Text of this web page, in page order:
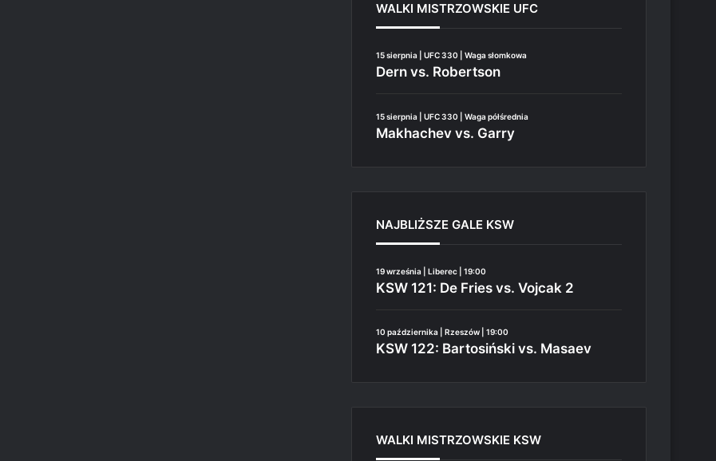
WALKI MISTRZOWSKIE UFC
15 sierpnia | UFC 330 | Waga słomkowa
Dern vs. Robertson
15 sierpnia | UFC 330 | Waga półśrednia
Makhachev vs. Garry
NAJBLIŻSZE GALE KSW
19 września | Liberec | 19:00
KSW 121: De Fries vs. Vojcak 2
10 października | Rzeszów | 19:00
KSW 122: Bartosiński vs. Masaev
WALKI MISTRZOWSKIE KSW